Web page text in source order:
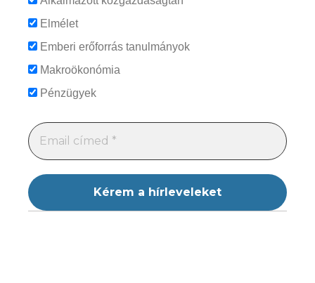
Elmélet
Emberi erőforrás tanulmányok
Makroökonómia
Pénzügyek